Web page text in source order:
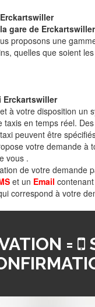
gare de Erckartswiller
proposons une
quelles que soient
Erckartswiller
à votre disposition un
taxis en temps réel.
peuvent être
votre demande à
vous .
de votre demande
et un Email
correspond à votre
=